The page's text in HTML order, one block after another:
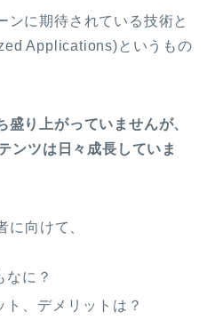
ンに期待されている技術と
Applications)というもの
り上がっていませんが、
ンツは日々成長していま
に向けて、
なに？
、デメリットは？